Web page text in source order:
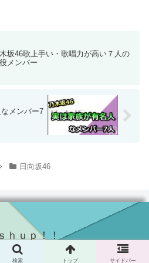
坂46歌上手い・歌唱力が高い７人の
メンバー
メンバー7
日向坂46
ｈｕｐ！！
ａｓｈｕｐ！！.
検索 トップ サイドバー